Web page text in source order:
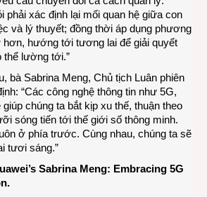
phải xác định lại mối quan hệ giữa con
và lý thuyết; đồng thời áp dụng phương
hơn, hướng tới tương lai để giải quyết
thể lường tới.”
bà Sabrina Meng, Chủ tịch Luân phiên
“Các công nghệ thông tin như 5G,
chúng ta bắt kịp xu thế, thuận theo
sóng tiến tới thế giới số thông minh.
ở phía trước. Cùng nhau, chúng ta sẽ
tươi sáng.”
Sabrina Meng: Embracing 5G
.